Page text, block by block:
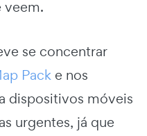
veem.
se concentrar
Pack e nos
dispositivos móveis
urgentes, já que